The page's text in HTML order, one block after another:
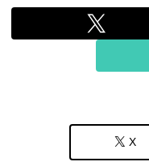
X